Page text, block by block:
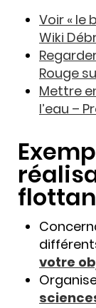
Voir « le
Wiki
Rouge
Mettre
l’eau –
votre